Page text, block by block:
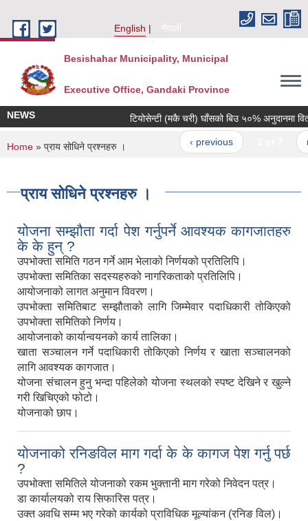
English
नेपाली
Besishahar Municipality, Municipal
Executive Office, Gandaki Province
NEWS टियोसेन्टी (मकै चरी) घाँसको बिउ ५०% अनुदानमा वितरण
‹ previous
You are here
Home » प्राय सोधिने प्रश्नहरु ।
प्राय सोधिने प्रश्नहरु ।
योजना सम्झौता गर्दा पेश गर्नुपर्ने आवश्यक कागजातहरु
के के हुन् ?
उपभोक्ता समिति गठन गर्ने आम भेलाको निर्णयको प्रतिलिपि।
उपभोक्ता समितिका सदस्यहरुको नागरिकताको प्रतिलिपि।
आयोजनाको लागत अनुमान विवरण।
उपभोक्ता समितिबाट सम्झौताको लागि जिम्मेवार पदाधिकारी तोकिएको
उपभोक्ता समितिको निर्णय।
आयोजनाको कार्यान्वयनको कार्य तालिका।
खाता सञ्चालन गर्ने पदाधिकारी तोकिएको निर्णय र खाता सञ्चालनको
लागि आवश्यक कागजात।
योजना संचालन हुनु भन्दा पहिलेको योजना स्थलको स्पष्ट देखिने र खुल्ने
गरी खिचिएको फोटो।
योजनाको छाप।
योजनाको रनिङविल माग गर्दा के के कागज पेश गर्नु पर्छ
?
उपभोक्ता समितिले योजनाको रकम भुक्तानी माग गरेको निवेदन पत्र।
डा कार्यालयको राय सिफारिस पत्र।
उक्त अवधि सम्म भए गरेको कार्यको प्राविधिक मूल्यांकन (रनिङ विल)।